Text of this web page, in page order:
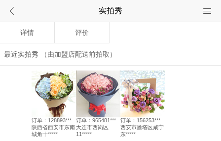
实拍秀
详情 评价
最近实拍秀 （由加盟店配送前拍取）
订单：128893***
陕西省西安市东南
城角十*****
订单：965481***
大连市西岗区
11*****
订单：156253***
西安市雁塔区咸宁
东*****